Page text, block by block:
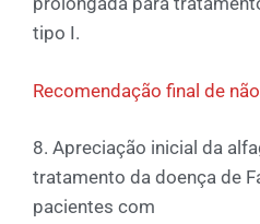
tipo I.
Recomendação final de
8. Apreciação inicial da
tratamento da doença de
pacientes com